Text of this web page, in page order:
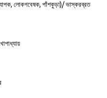
লোকগবেষক, পাঁশকুড়া)/ ভাস্করব্রত